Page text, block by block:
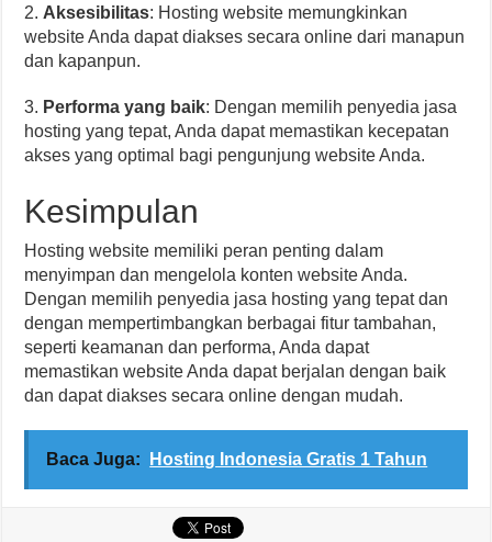
2. Aksesibilitas: Hosting website memungkinkan
website Anda dapat diakses secara online dari manapun
dan kapanpun.
3. Performa yang baik: Dengan memilih penyedia jasa
hosting yang tepat, Anda dapat memastikan kecepatan
akses yang optimal bagi pengunjung website Anda.
Kesimpulan
Hosting website memiliki peran penting dalam
menyimpan dan mengelola konten website Anda.
Dengan memilih penyedia jasa hosting yang tepat dan
dengan mempertimbangkan berbagai fitur tambahan,
seperti keamanan dan performa, Anda dapat
memastikan website Anda dapat berjalan dengan baik
dan dapat diakses secara online dengan mudah.
Baca Juga: Hosting Indonesia Gratis 1 Tahun